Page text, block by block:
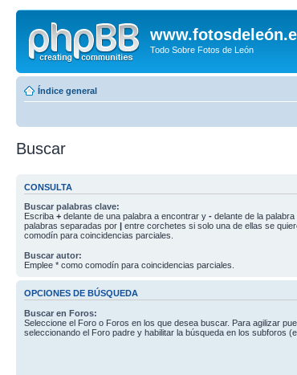
Todo Sobre Fotos de León
Índice general
Buscar
CONSULTA
Buscar palabras clave:
Escriba + delante de una palabra a encontrar y - delante de la
palabras separadas por | entre corchetes si solo una de ellas se
comodín para coincidencias parciales.
Buscar autor:
Emplee * como comodín para coincidencias parciales.
OPCIONES DE BÚSQUEDA
Buscar en Foros:
Seleccione el Foro o Foros en los que desea buscar. Para agilizar
seleccionando el Foro padre y habilitar la búsqueda en los subforos